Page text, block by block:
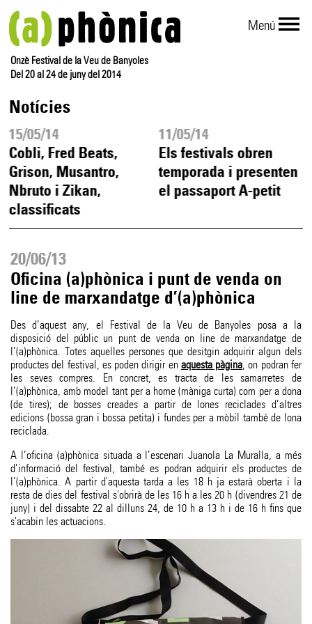
Menú
Onzè Festival de la Veu de Banyoles
Del 20 al 24 de juny del 2014
Notícies
15/05/14
Cobli, Fred Beats,
Grison, Musantro,
Nbruto i Zikan,
classificats
11/05/14
Els festivals obren
temporada i presenten
el passaport A-petit
20/06/13
Oficina (a)phònica i punt de venda on
line de marxandatge d’(a)phònica
Des d’aquest any, el Festival de la Veu de Banyoles posa a la
disposició del públic un punt de venda on line de marxandatge de
l’(a)phònica. Totes aquelles persones que desitgin adquirir algun dels
productes del festival, es poden dirigir en aquesta pàgina, on podran fer
les seves compres. En concret, es tracta de les samarretes de
l’(a)phònica, amb model tant per a home (màniga curta) com per a dona
(de tires); de bosses creades a partir de lones reciclades d’altres
edicions (bossa gran i bossa petita) i fundes per a mòbil també de lona
reciclada.
A l’oficina (a)phònica situada a l’escenari Juanola La Muralla, a més
d’informació del festival, també es podran adquirir els productes de
l’(a)phònica. A partir d'aquesta tarda a les 18 h ja estarà oberta i la
resta de dies del festival s'obrirà de les 16 h a les 20 h (divendres 21 de
juny) i del dissabte 22 al dilluns 24, de 10 h a 13 h i de 16 h fins que
s'acabin les actuacions.